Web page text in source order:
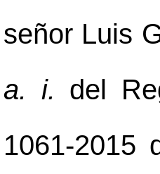
señor Luis
a. i. del
1061-2015